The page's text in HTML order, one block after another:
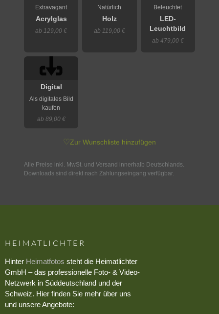
Extravagant
Acrylglas
ab 129,00 €
Natürlich
Holz
ab 119,00 €
Beleuchtet
LED-
Leuchtbild
ab 479,00 €
Digital
Als digitales Bild
kaufen
ab 89,00 €
♡Zur Wunschliste hinzufügen
Alle Preise inkl. MwSt. und Versand innerhalb Deutschlands.
Downloads sind direkt nach Zahlungseingang verfügbar.
HEIMATLICHTER
Hinter Heimatfotos steht die Heimatlichter
GmbH – das professionelle Foto- & Video-
Netzwerk in Süddeutschland und der
Schweiz. Hier finden Sie mehr über uns
und unsere Angebote: